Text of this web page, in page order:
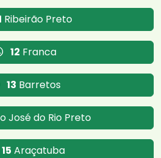
Ribeirão Preto
12 Franca
13 Barretos
José do Rio Preto
15 Araçatuba